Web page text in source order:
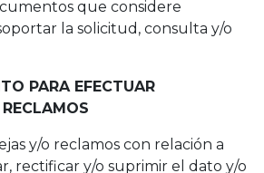
que considere
la solicitud, consulta y/o
PARA EFECTUAR
y/o reclamos con relación a
rectificar y/o suprimir el dato y/o